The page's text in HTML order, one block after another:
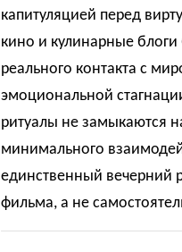
капитуляцией перед
кино и кулинарные
реального контакта с
эмоциональной
ритуалы не замыкаются
минимального
единственный вечерний
фильма, а не